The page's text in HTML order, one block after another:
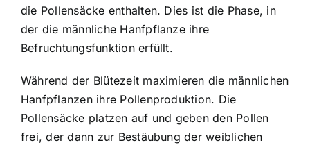
die Pollensäcke enthalten. Dies ist die Phase, in
der die männliche Hanfpflanze ihre
Befruchtungsfunktion erfüllt.
Während der Blütezeit maximieren die männlichen
Hanfpflanzen ihre Pollenproduktion. Die
Pollensäcke platzen auf und geben den Pollen
frei, der dann zur Bestäubung der weiblichen